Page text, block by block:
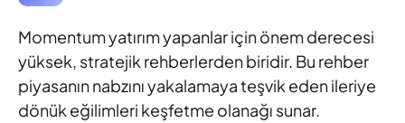
Momentum yatırım yapanlar için önem derecesi
yüksek, stratejik rehberlerden biridir. Bu rehber
piyasanın nabzını yakalamaya teşvik eden ileriye
dönük eğilimleri keşfetme olanağı sunar.